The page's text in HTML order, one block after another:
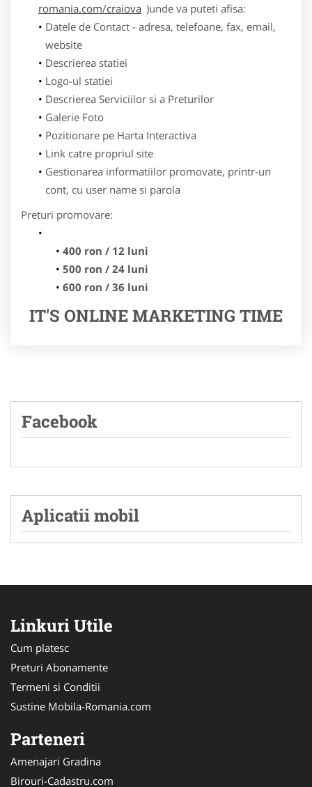
romania.com/craiova )unde va puteti afisa:
Datele de Contact - adresa, telefoane, fax, email,
website
Descrierea statiei
Logo-ul statiei
Descrierea Serviciilor si a Preturilor
Galerie Foto
Pozitionare pe Harta Interactiva
Link catre propriul site
Gestionarea informatiilor promovate, printr-un
cont, cu user name si parola
Preturi promovare:
400 ron / 12 luni
500 ron / 24 luni
600 ron / 36 luni
IT'S ONLINE MARKETING TIME
Facebook
Aplicatii mobil
Linkuri Utile
Cum platesc
Preturi Abonamente
Termeni si Conditii
Sustine Mobila-Romania.com
Parteneri
Amenajari Gradina
Birouri-Cadastru.com